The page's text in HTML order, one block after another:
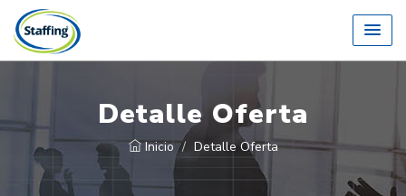
Detalle Oferta
Inicio Detalle Oferta